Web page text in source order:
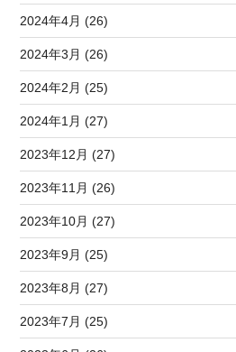
2024年4月 (26)
2024年3月 (26)
2024年2月 (25)
2024年1月 (27)
2023年12月 (27)
2023年11月 (26)
2023年10月 (27)
2023年9月 (25)
2023年8月 (27)
2023年7月 (25)